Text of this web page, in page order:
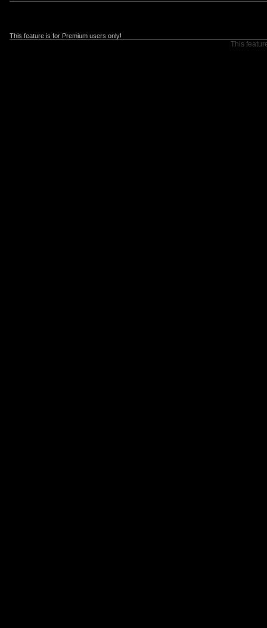
This feature is for Premium users only!
This